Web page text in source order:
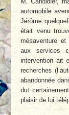
automobile
Jérôme
était venu
mésaventure
aux services
intervention ait
recherches
abandonnée
dut
plaisir de lui